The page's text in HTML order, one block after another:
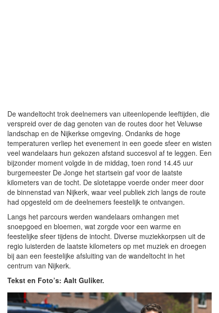
De wandeltocht trok deelnemers van uiteenlopende leeftijden, die
verspreid over de dag genoten van de routes door het Veluwse
landschap en de Nijkerkse omgeving. Ondanks de hoge
temperaturen verliep het evenement in een goede sfeer en wisten
veel wandelaars hun gekozen afstand succesvol af te leggen. Een
bijzonder moment volgde in de middag, toen rond 14.45 uur
burgemeester De Jonge het startsein gaf voor de laatste
kilometers van de tocht. De slotetappe voerde onder meer door
de binnenstad van Nijkerk, waar veel publiek zich langs de route
had opgesteld om de deelnemers feestelijk te ontvangen.
Langs het parcours werden wandelaars omhangen met
snoepgoed en bloemen, wat zorgde voor een warme en
feestelijke sfeer tijdens de intocht. Diverse muziekkorpsen uit de
regio luisterden de laatste kilometers op met muziek en droegen
bij aan een feestelijke afsluiting van de wandeltocht in het
centrum van Nijkerk.
Tekst en Foto’s: Aalt Guliker.